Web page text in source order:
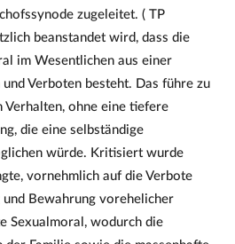
zugeleitet. ( TP
beanstandet wird, dass die
im Wesentlichen aus einer
Verboten besteht. Das führe zu
Verhalten, ohne eine tiefere
die eine selbständige
würde. Kritisiert wurde
vornehmlich auf die Verbote
Bewahrung vorehelicher
Sexualmoral, wodurch die